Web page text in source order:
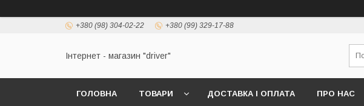
+380 (98) 304-02-22 +380 (99) 329-17-88
Інтернет - магазин "driver"
ГОЛОВНА ТОВАРИ ДОСТАВКА І ОПЛАТА ПРО НАС